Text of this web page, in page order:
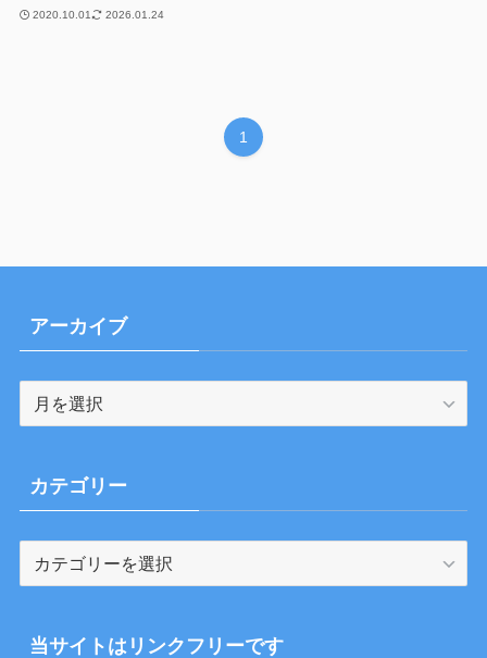
2020.10.01 2026.01.24
1
アーカイブ
ブ
カテゴリー
リ
当サイトはリンクフリーです